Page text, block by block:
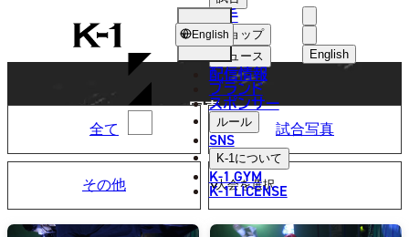
K-
1
English
選手
ショップ
ニュース
配信情報
ブランド
スポンサー
ルール
SNS
K-1について
K-1 GYM
K-1 LICENSE
English
PHOTO
写真
全て 試合写真
その他